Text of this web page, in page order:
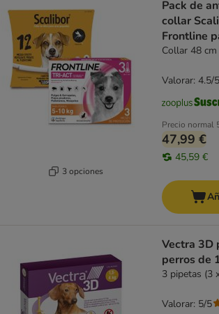
3 opciones
Pack de
collar
Frontline
Collar 48
Precio normal
47,99 €
45,59 €
Valorar: 4.5/5
Vectra 3D
perros de
3 pipetas (3
Valorar: 5/5